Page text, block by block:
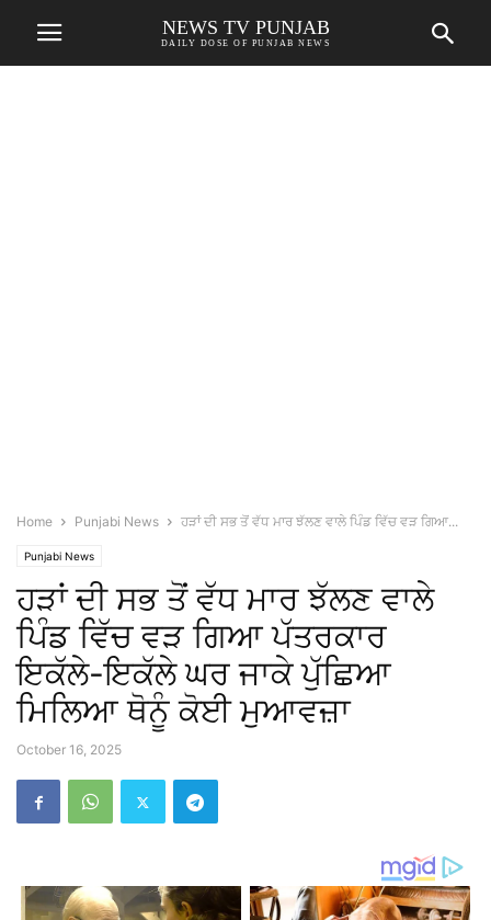
NEWS TV PUNJAB
DAILY DOSE OF PUNJAB NEWS
Home Punjabi News ਹੜਾਂ ਦੀ ਸਭ ਤੋਂ ਵੱਧ ਮਾਰ ਝੱਲਣ ਵਾਲੇ ਪਿੰਡ ਵਿੱਚ ਵੜ ਗਿਆ...
Punjabi News
ਹੜਾਂ ਦੀ ਸਭ ਤੋਂ ਵੱਧ ਮਾਰ ਝੱਲਣ ਵਾਲੇ
ਪਿੰਡ ਵਿੱਚ ਵੜ ਗਿਆ ਪੱਤਰਕਾਰ
ਇਕੱਲੇ-ਇਕੱਲੇ ਘਰ ਜਾਕੇ ਪੁੱਛਿਆ
ਮਿਲਿਆ ਥੋਨੂੰ ਕੋਈ ਮੁਆਵਜ਼ਾ
October 16, 2025